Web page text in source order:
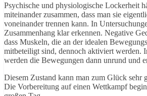
Psychische und physiologische Lockerheit
miteinander zusammen, dass man sie
voneinander trennen kann. In
Zusammenhang klar erkennen. Negative
dass Muskeln, die an der idealen
mitbeteiligt sind, dennoch aktiviert werden.
werden die Bewegungen dann unrund und
Diesem Zustand kann man zum Glück sehr
Die Vorbereitung auf einen Wettkampf